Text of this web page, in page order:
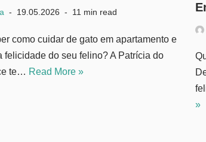
19.05.2026 11 min read
como cuidar de gato em apartamento e
felicidade do seu felino? A Patrícia do
te… Read More »
»